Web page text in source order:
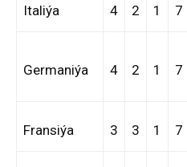
Italiýa 4 2 1 7
Germaniýa 4 2 1 7
Fransiýa 3 3 1 7